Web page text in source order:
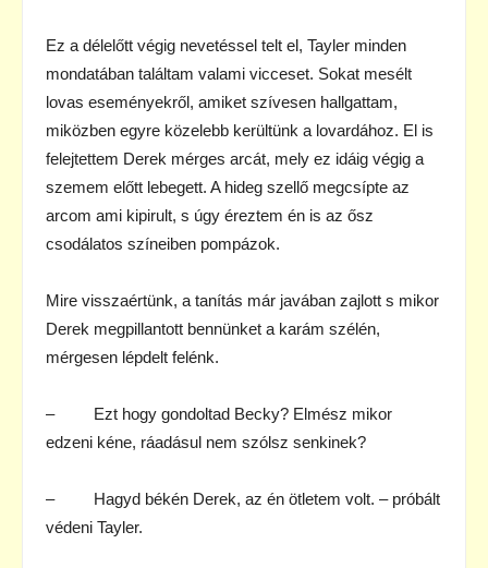
Ez a délelőtt végig nevetéssel telt el, Tayler minden
mondatában találtam valami vicceset. Sokat mesélt
lovas eseményekről, amiket szívesen hallgattam,
miközben egyre közelebb kerültünk a lovardához. El is
felejtettem Derek mérges arcát, mely ez idáig végig a
szemem előtt lebegett. A hideg szellő megcsípte az
arcom ami kipirult, s úgy éreztem én is az ősz
csodálatos színeiben pompázok.
Mire visszaértünk, a tanítás már javában zajlott s mikor
Derek megpillantott bennünket a karám szélén,
mérgesen lépdelt felénk.
– Ezt hogy gondoltad Becky? Elmész mikor
edzeni kéne, ráadásul nem szólsz senkinek?
– Hagyd békén Derek, az én ötletem volt. – próbált
védeni Tayler.